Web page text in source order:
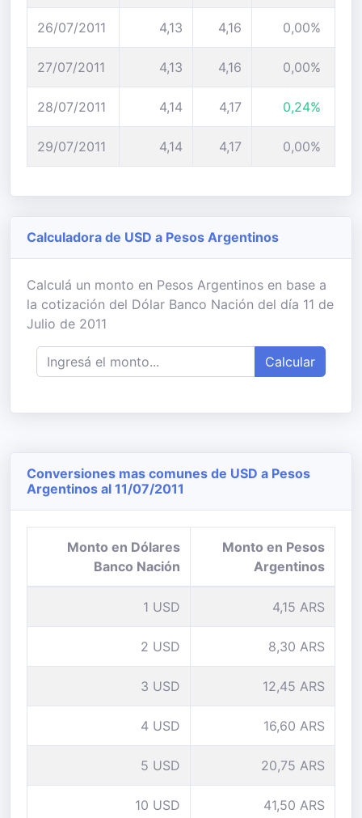
26/07/2011 4,13 4,16 0,00%
27/07/2011 4,13 4,16 0,00%
28/07/2011 4,14 4,17 0,24%
29/07/2011 4,14 4,17 0,00%
Calculadora de USD a Pesos Argentinos
Calculá un monto en Pesos Argentinos en base a
la cotización del Dólar Banco Nación del día 11 de
Julio de 2011
Calcular
Conversiones mas comunes de USD a Pesos
Argentinos al 11/07/2011
Monto en Dólares
Banco Nación
Monto en Pesos
Argentinos
1 USD 4,15 ARS
2 USD 8,30 ARS
3 USD 12,45 ARS
4 USD 16,60 ARS
5 USD 20,75 ARS
10 USD 41,50 ARS